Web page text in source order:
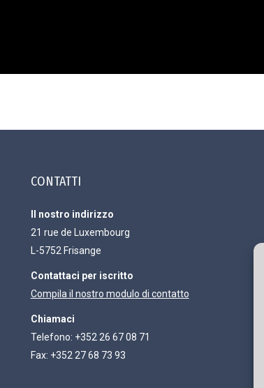
CONTATTI
Il nostro indirizzo
21 rue de Luxembourg
L-5752 Frisange
Contattaci per iscritto
Compila il nostro modulo di contatto
Chiamaci
Telefono: +352 26 67 08 71
Fax: +352 27 68 73 93